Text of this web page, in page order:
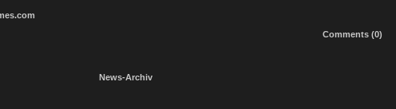
Comments (0)
News-Archiv